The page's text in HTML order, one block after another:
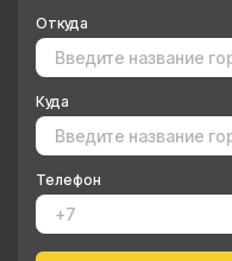
Откуда
Куда
Телефон